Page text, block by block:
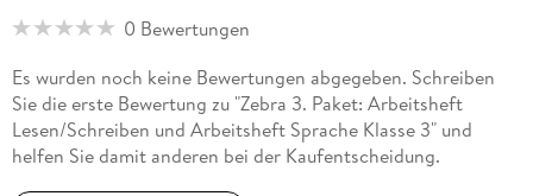
0 Bewertungen
Es wurden noch keine Bewertungen abgegeben. Schreiben
Sie die erste Bewertung zu "Zebra 3. Paket: Arbeitsheft
Lesen/Schreiben und Arbeitsheft Sprache Klasse 3" und
helfen Sie damit anderen bei der Kaufentscheidung.